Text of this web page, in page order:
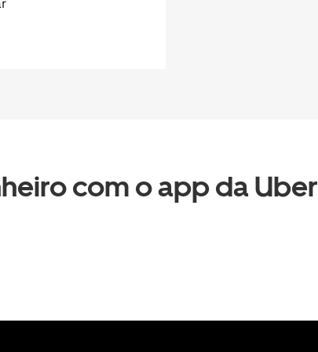
com o app da Uber